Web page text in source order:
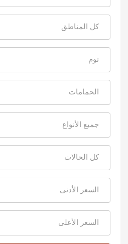
كل المناطق
نوم
الحمامات
جميع الأنواع
كل الحالات
السعر الأدنى
السعر الأعلى